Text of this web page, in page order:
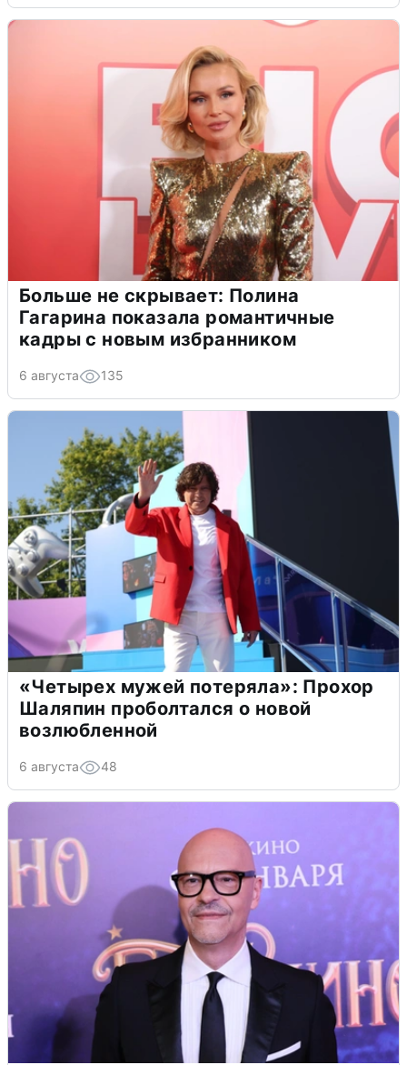
Больше не скрывает: Полина
Гагарина показала романтичные
кадры с новым избранником
6 августа 135
«Четырех мужей потеряла»: Прохор
Шаляпин проболтался о новой
возлюбленной
6 августа 48